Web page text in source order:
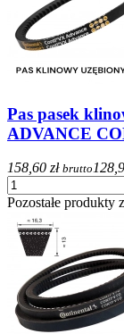
Pas pasek
ADVANCE
158,60 zł brutto
Pozostałe produkty